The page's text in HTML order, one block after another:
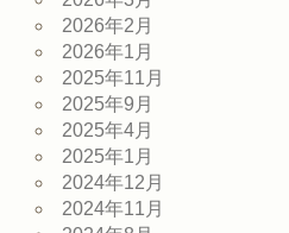
2026年2月
2026年1月
2025年11月
2025年9月
2025年4月
2025年1月
2024年12月
2024年11月